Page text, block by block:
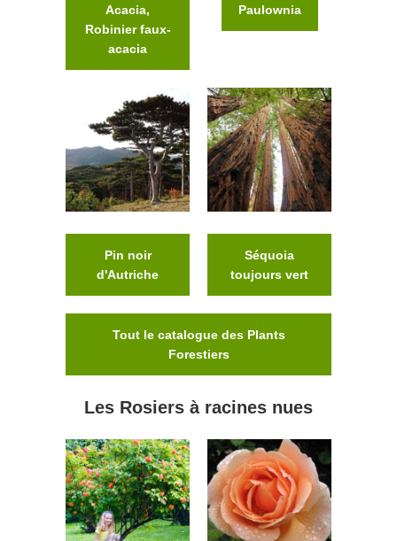
Acacia,
Robinier faux-
acacia
Paulownia
Pin noir
d'Autriche
Séquoia
toujours vert
Tout le catalogue des Plants
Forestiers
Les Rosiers à racines nues